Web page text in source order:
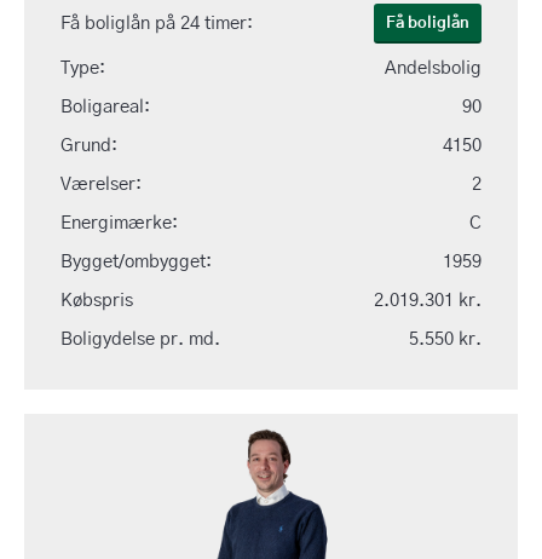
Få boliglån på 24 timer: Få boliglån
Type: Andelsbolig
Boligareal: 90
Grund: 4150
Værelser: 2
Energimærke: C
Bygget/ombygget: 1959
Købspris 2.019.301 kr.
Boligydelse pr. md. 5.550 kr.